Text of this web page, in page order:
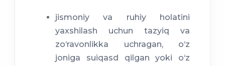
jismoniy va ruhiy holatini
yaxshilash uchun tazyiq va
zo‘ravonlikka uchragan, o‘z
joniga suiqasd qilgan yoki o‘z